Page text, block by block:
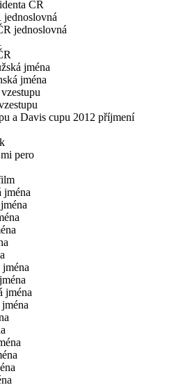
ČR
jednoslovná
jména
jména
a Davis cupu 2012 příjmení
pero
jména
jména